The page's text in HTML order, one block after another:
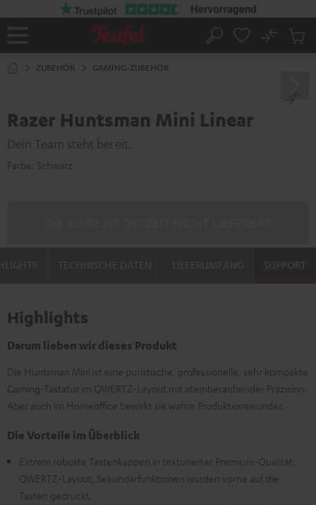
Startseite
Suche
No
ZUBEHÖR GAMING-ZUBEHÖR
Razer Huntsman Mini Linear
Dein Team steht bereit.
Farbe: Schwarz
SUPPORT
Highlights
Darum lieben wir dieses Produkt
Die Huntsman Mini ist eine puristische, professionelle, sehr kompakte
Gaming-Tastatur im QWERTZ-Layout mit atemberaubender Präzision.
Aber auch im Homeoffice bewirkt sie wahre Produktionswunder.
Die Vorteile im Überblick
Extrem robuste Tastenkappen in texturierter Premium-Qualität,
QWERTZ-Layout, Sekundärfunktionen wurden vorne auf die
Tasten gedruckt